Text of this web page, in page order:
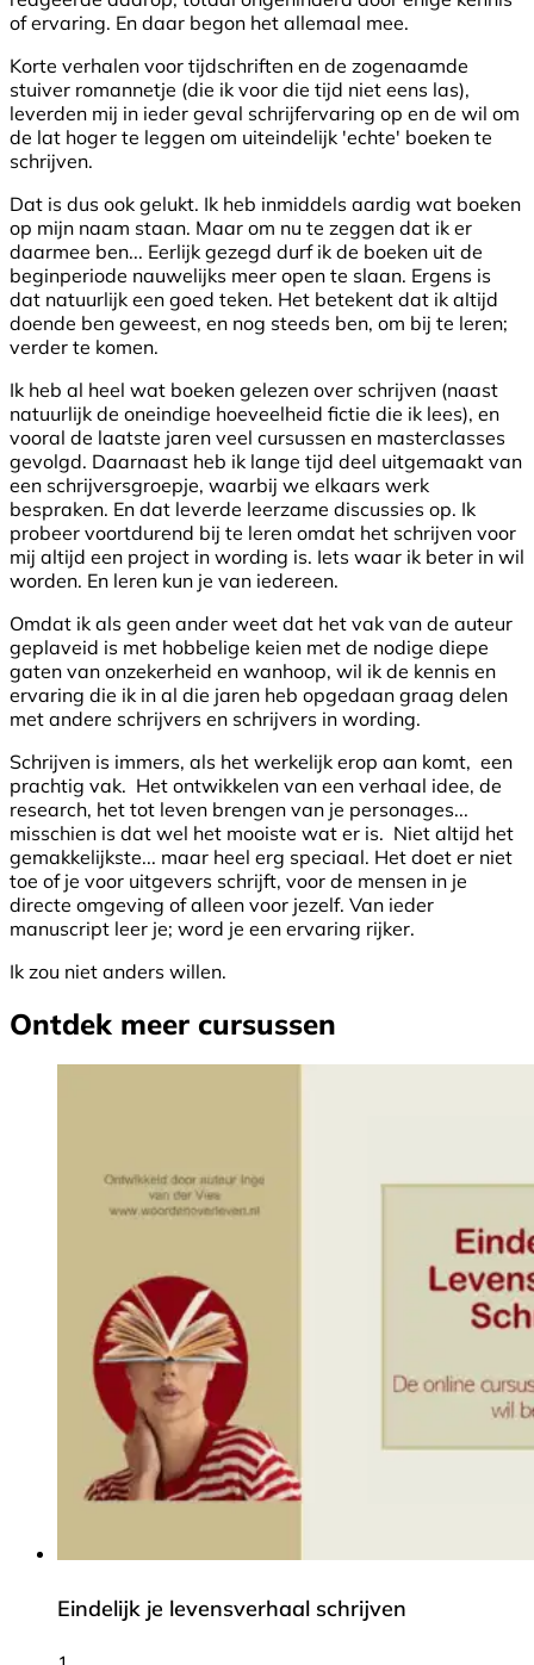
of ervaring. En daar begon het allemaal mee.
Korte verhalen voor tijdschriften en de zogenaamde
stuiver romannetje (die ik voor die tijd niet eens las),
leverden mij in ieder geval schrijfervaring op en de wil om
de lat hoger te leggen om uiteindelijk 'echte' boeken te
schrijven.
Dat is dus ook gelukt. Ik heb inmiddels aardig wat boeken
op mijn naam staan. Maar om nu te zeggen dat ik er
daarmee ben... Eerlijk gezegd durf ik de boeken uit de
beginperiode nauwelijks meer open te slaan. Ergens is
dat natuurlijk een goed teken. Het betekent dat ik altijd
doende ben geweest, en nog steeds ben, om bij te leren;
verder te komen.
Ik heb al heel wat boeken gelezen over schrijven (naast
natuurlijk de oneindige hoeveelheid fictie die ik lees), en
vooral de laatste jaren veel cursussen en masterclasses
gevolgd. Daarnaast heb ik lange tijd deel uitgemaakt van
een schrijversgroepje, waarbij we elkaars werk
bespraken. En dat leverde leerzame discussies op. Ik
probeer voortdurend bij te leren omdat het schrijven voor
mij altijd een project in wording is. Iets waar ik beter in wil
worden. En leren kun je van iedereen.
Omdat ik als geen ander weet dat het vak van de auteur
geplaveid is met hobbelige keien met de nodige diepe
gaten van onzekerheid en wanhoop, wil ik de kennis en
ervaring die ik in al die jaren heb opgedaan graag delen
met andere schrijvers en schrijvers in wording.
Schrijven is immers, als het werkelijk erop aan komt, een
prachtig vak. Het ontwikkelen van een verhaal idee, de
research, het tot leven brengen van je personages...
misschien is dat wel het mooiste wat er is. Niet altijd het
gemakkelijkste... maar heel erg speciaal. Het doet er niet
toe of je voor uitgevers schrijft, voor de mensen in je
directe omgeving of alleen voor jezelf. Van ieder
manuscript leer je; word je een ervaring rijker.
Ik zou niet anders willen.
Ontdek meer cursussen
Eindelijk je levensverhaal schrijven